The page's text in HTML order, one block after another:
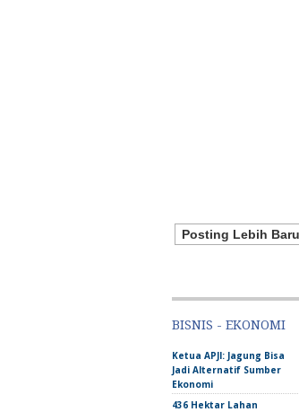
Posting Lebih Baru
BISNIS - EKONOMI
Ketua APJI: Jagung Bisa
Jadi Alternatif Sumber
Ekonomi
436 Hektar Lahan